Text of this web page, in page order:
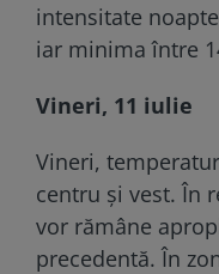
intensitate
iar minima între
Vineri, 11 iulie
Vineri,
centru și vest. În
vor rămâne
precedentă. În